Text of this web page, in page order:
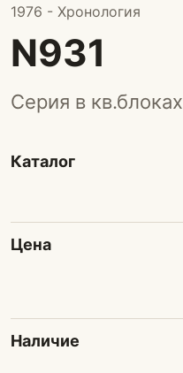
1976 - Хронология
N931
Серия в кв.блоках
Каталог
Цена
Наличие